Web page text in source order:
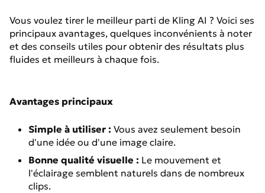
Vous voulez tirer le meilleur parti de Kling AI ? Voici ses
principaux avantages, quelques inconvénients à noter
et des conseils utiles pour obtenir des résultats plus
fluides et meilleurs à chaque fois.
Avantages principaux
Simple à utiliser : Vous avez seulement besoin
d'une idée ou d'une image claire.
Bonne qualité visuelle : Le mouvement et
l'éclairage semblent naturels dans de nombreux
clips.